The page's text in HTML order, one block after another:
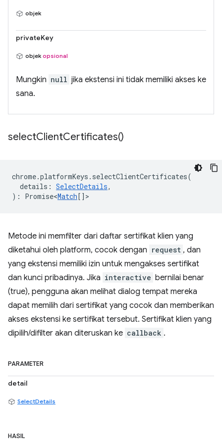
objek
privateKey
objek opsional
Mungkin null jika ekstensi ini tidak memiliki akses ke
sana.
selectClientCertificates()
chrome.platformKeys . selectClientCertificates(
details : SelectDetails,
) : Promise<Match[] >
Metode ini memfilter dari daftar sertifikat klien yang
diketahui oleh platform, cocok dengan request , dan
yang ekstensi memiliki izin untuk mengakses sertifikat
dan kunci pribadinya. Jika interactive bernilai benar
(true), pengguna akan melihat dialog tempat mereka
dapat memilih dari sertifikat yang cocok dan memberikan
akses ekstensi ke sertifikat tersebut. Sertifikat klien yang
dipilih/difilter akan diteruskan ke callback .
PARAMETER
detail
SelectDetails
HASIL